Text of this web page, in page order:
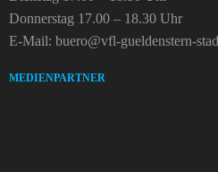
Donnerstag 17.00 – 18.30 Uhr
E-Mail: buero@vfl-gueldenstern-
MEDIENPARTNER